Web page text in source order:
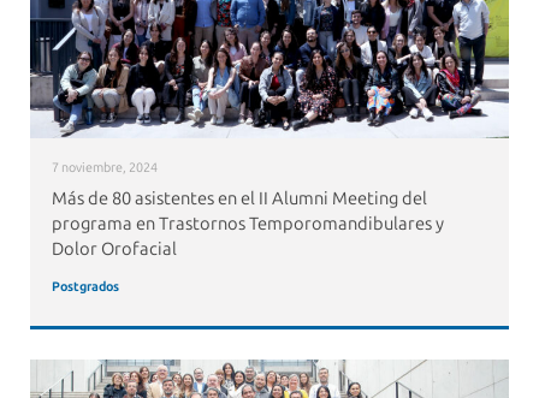
7 noviembre, 2024
Más de 80 asistentes en el II Alumni Meeting del
programa en Trastornos Temporomandibulares y
Dolor Orofacial
Postgrados